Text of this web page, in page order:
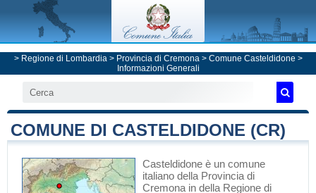
> Regione di Lombardia> Provincia di Cremona> Comune Casteldidone >
Informazioni Generali
COMUNE DI CASTELDIDONE (CR)
Casteldidone è un comune
italiano della Provincia di
Cremona in della Regione di